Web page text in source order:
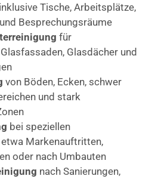
inklusive Tische, Arbeitsplätze,
Besprechungsräume
für
Glasdächer und
von Böden, Ecken, schwer
und stark
bei speziellen
Markenauftritten,
oder nach Umbauten
nach Sanierungen,